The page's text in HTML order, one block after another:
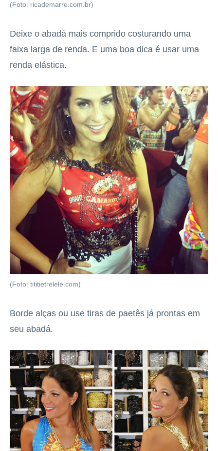
(Foto: ricademarre.com.br)
Deixe o abadá mais comprido costurando uma
faixa larga de renda. E uma boa dica é usar uma
renda elástica.
(Foto: tititietrelele.com)
Borde alças ou use tiras de paetês já prontas em
seu abadá.